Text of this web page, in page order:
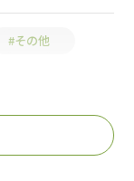
#その他